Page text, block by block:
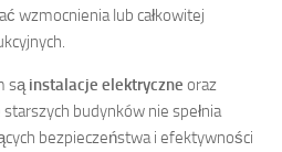
wzmocnienia lub całkowitej
są instalacje elektryczne oraz
starszych budynków nie spełnia
bezpieczeństwa i efektywności